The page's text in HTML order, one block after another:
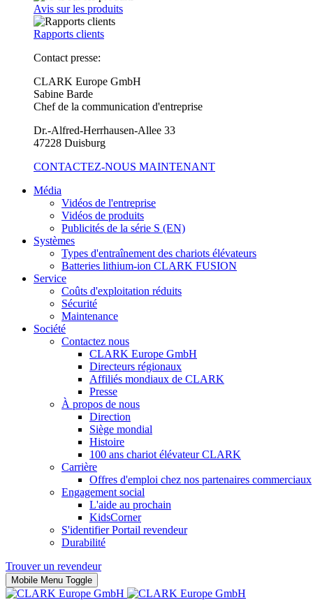
Avis sur les produits
Rapports clients
Contact presse:
CLARK Europe GmbH
Sabine Barde
Chef de la communication d'entreprise
Dr.-Alfred-Herrhausen-Allee 33
47228 Duisburg
CONTACTEZ-NOUS MAINTENANT
Média
Vidéos de l'entreprise
Vidéos de produits
Publicités de la série S (EN)
Systèmes
Types d'entraînement des chariots élévateurs
Batteries lithium-ion CLARK FUSION
Service
Coûts d'exploitation réduits
Sécurité
Maintenance
Société
Contactez nous
CLARK Europe GmbH
Directeurs régionaux
Affiliés mondiaux de CLARK
Presse
À propos de nous
Direction
Siège mondial
Histoire
100 ans chariot élévateur CLARK
Carrière
Offres d'emploi chez nos partenaires commerciaux
Engagement social
L'aide au prochain
KidsCorner
S'identifier Portail revendeur
Durabilité
Trouver un revendeur
Mobile Menu Toggle